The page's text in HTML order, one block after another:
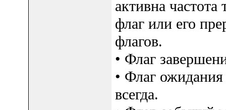
активна
флаг или его
флагов.
• Флаг
• Флаг
всегда.